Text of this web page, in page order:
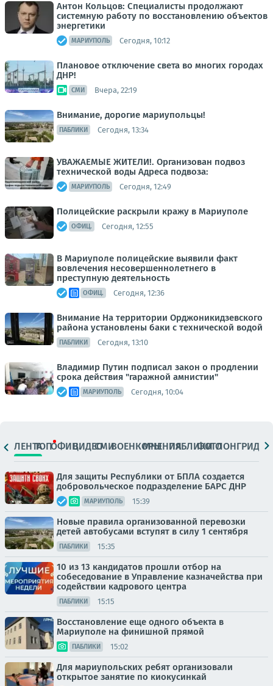
Антон Кольцов: Специалисты продолжают
системную работу по восстановлению объектов
энергетики
МАРИУПОЛЬ Сегодня, 10:12
Плановое отключение света во многих городах
ДНР!
СМИ Вчера, 22:19
Внимание, дорогие мариупольцы!
ПАБЛИКИ Сегодня, 13:34
УВАЖАЕМЫЕ ЖИТЕЛИ!. Организован подвоз
технической воды Адреса подвоза:
МАРИУПОЛЬ Сегодня, 12:49
Полицейские раскрыли кражу в Мариуполе
ОФИЦ. Сегодня, 12:55
В Мариуполе полицейские выявили факт
вовлечения несовершеннолетнего в
преступную деятельность
ОФИЦ. Сегодня, 12:36
Внимание На территории Орджоникидзевского
района установлены баки с технической водой
ПАБЛИКИ Сегодня, 13:10
Владимир Путин подписал закон о продлении
срока действия "гаражной амнистии"
МАРИУПОЛЬ Сегодня, 10:04
ЛЕНТАТОПОФИЦ.ВИДЕОСМИВОЕНКОРЫМНЕНИЯПАБЛИКИ
ФОТОЛОНГРИДЫ
Для защиты Республики от БПЛА создается
добровольческое подразделение БАРС ДНР
МАРИУПОЛЬ 15:39
Новые правила организованной перевозки
детей автобусами вступят в силу 1 сентября
ПАБЛИКИ 15:35
10 из 13 кандидатов прошли отбор на
собеседование в Управление казначейства при
содействии кадрового центра
ПАБЛИКИ 15:15
Восстановление еще одного объекта в
Мариуполе на финишной прямой
ПАБЛИКИ 15:02
Для мариупольских ребят организовали
открытое занятие по киокусинкай